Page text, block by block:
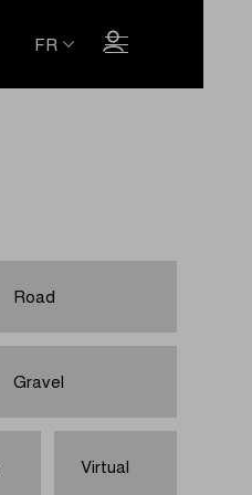
FR
Road
Gravel
Virtual